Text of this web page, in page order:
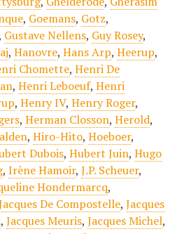
, Goemans, Gotz,
Gustave Nellens, Guy Rosey,
, Hanovre, Hans Arp, Heerup,
Chomette, Henri De
, Henri Leboeuf, Henri
, Henry IV, Henry Roger,
, Herman Closson, Herold,
, Hiro-Hito, Hoeboer,
Dubois, Hubert Juin, Hugo
, Irène Hamoir, J.P. Scheuer,
Hondermarcq,
De Compostelle, Jacques
, Jacques Meuris, Jacques Michel,